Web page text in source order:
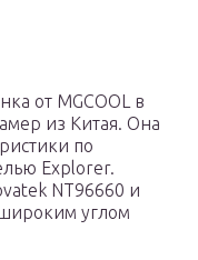
от MGCOOL в
из Китая. Она
по
Explorer.
NT96660 и
углом